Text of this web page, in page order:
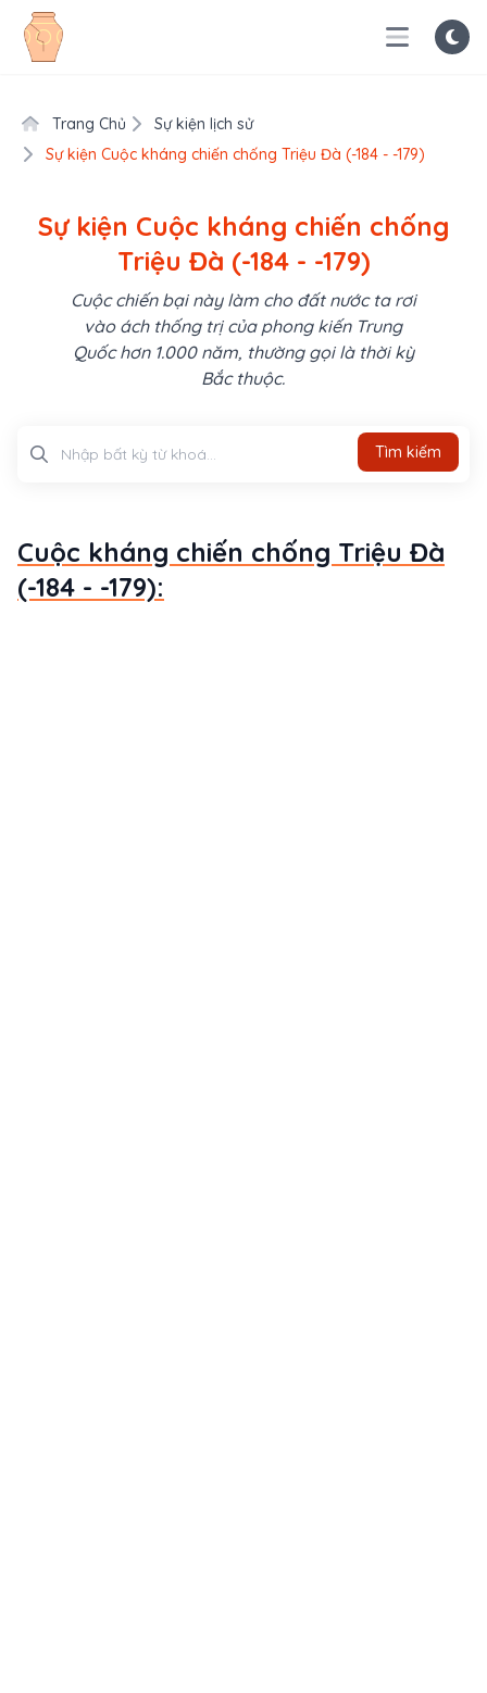
Trang Chủ
Sự kiện lịch sử
Sự kiện Cuộc kháng chiến chống Triệu Đà (-184 - -179)
Sự kiện Cuộc kháng chiến chống
Triệu Đà (-184 - -179)
Cuộc chiến bại này làm cho đất nước ta rơi
vào ách thống trị của phong kiến Trung
Quốc hơn 1.000 năm, thường gọi là thời kỳ
Bắc thuộc.
Tìm kiếm
Cuộc kháng chiến chống Triệu Đà
(-184 - -179):